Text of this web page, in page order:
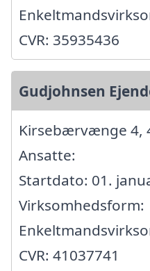
CVR: 35935436
Gudjohnsen
Kirsebærvænge 4,
Ansatte:
Startdato: 01.
Virksomhedsform:
CVR: 41037741